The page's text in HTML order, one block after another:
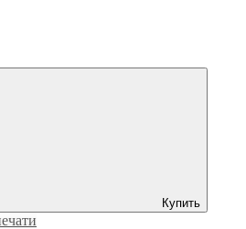
Купить